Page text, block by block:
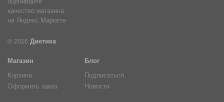
© 2026 Диетика
Магазин
Корзина
Оформить заказ
Блог
Подписаться
Новости